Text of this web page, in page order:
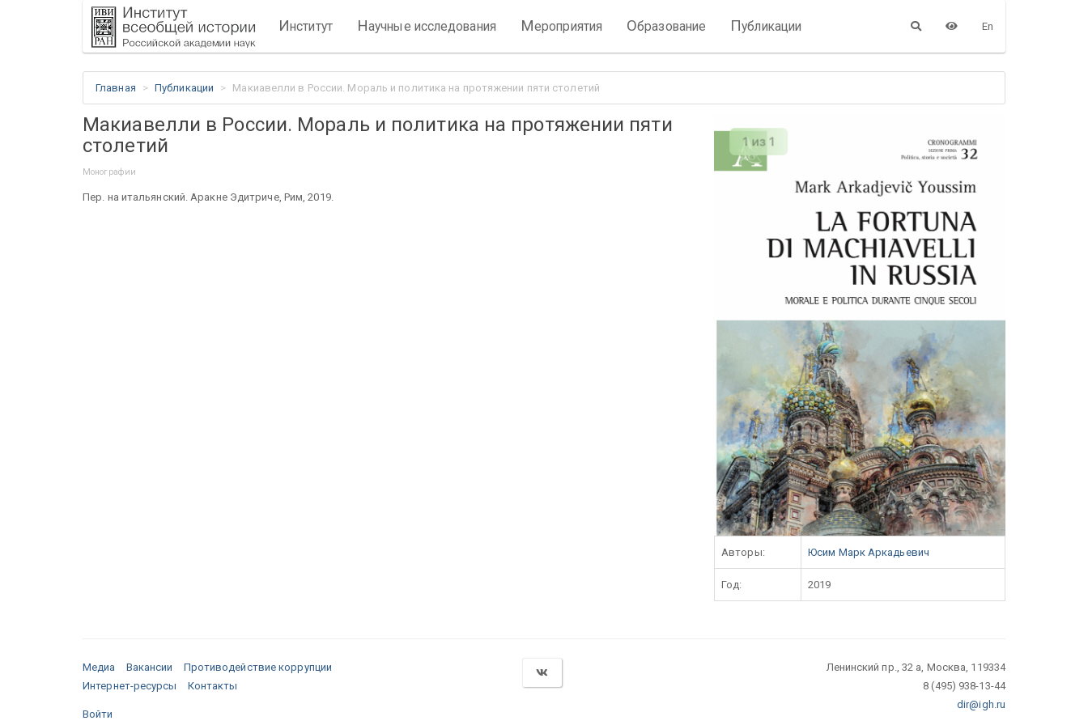
Институт Научные исследования Мероприятия Образование Публикации En
Главная Публикации Макиавелли в России. Мораль и политика на протяжении пяти столетий
Макиавелли в России. Мораль и политика на протяжении пяти
столетий
Монографии
Пер. на итальянский. Аракне Эдитриче, Рим, 2019.
Авторы: Юсим Марк Аркадьевич
Год: 2019
Медиа Вакансии
Противодействие коррупции
Интернет-ресурсы
Контакты
Войти
Ленинский пр., 32 а, Москва, 119334
8 (495) 938-13-44
dir@igh.ru